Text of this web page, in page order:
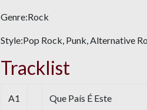
Genre:Rock
Style:Pop Rock, Punk, Alternative
Tracklist
A1 Que País É Este